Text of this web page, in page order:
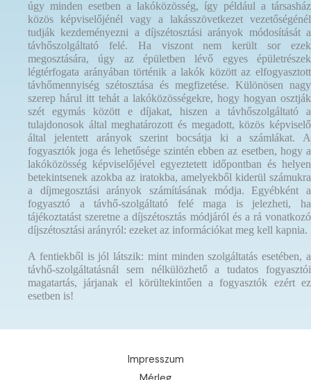
úgy minden esetben a lakóközösség, így például a társasház
közös képviselőjénél vagy a lakásszövetkezet vezetőségénél
tudják kezdeményezni a díjszétosztási arányok módosítását a
távhőszolgáltató felé. Ha viszont nem került sor ezek
megosztására, úgy az épületben lévő egyes épületrészek
légtérfogata arányában történik a lakók között az elfogyasztott
távhőmennyiség szétosztása és megfizetése. Különösen nagy
szerep hárul itt tehát a lakóközösségekre, hogy hogyan osztják
szét egymás között e díjakat, hiszen a távhőszolgáltató a
tulajdonosok által meghatározott és megadott, közös képviselő
által jelentett arányok szerint bocsátja ki a számlákat. A
fogyasztók joga és lehetősége szintén ebben az esetben, hogy a
lakóközösség képviselőjével egyeztetett időpontban és helyen
betekintsenek azokba az iratokba, amelyekből kiderül számukra
a díjmegosztási arányok számításának módja. Egyébként a
fogyasztó a távhő-szolgáltató felé maga is jelezheti, ha
tájékoztatást szeretne a díjszétosztás módjáról és a rá vonatkozó
díjszétosztási arányról: ezeket az információkat meg kell kapnia.
A fentiekből is jól látszik: mint minden szolgáltatás esetében, a
távhő-szolgáltatásnál sem nélkülözhető a tudatos fogyasztói
magatartás, járjanak el körültekintően a fogyasztók ezért ez
esetben is!
Impresszum